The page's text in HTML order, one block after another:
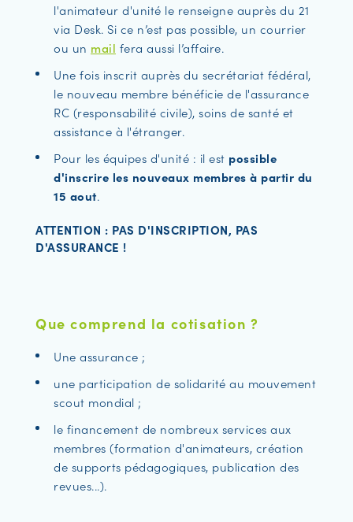
l'animateur d'unité le renseigne auprès du 21
via Desk. Si ce n’est pas possible, un courrier
ou un mail fera aussi l’affaire.
Une fois inscrit auprès du secrétariat fédéral,
le nouveau membre bénéficie de l'assurance
RC (responsabilité civile), soins de santé et
assistance à l'étranger.
Pour les équipes d'unité : il est possible
d'inscrire les nouveaux membres à partir du
15 aout.
ATTENTION : PAS D'INSCRIPTION, PAS
D'ASSURANCE !
Que comprend la cotisation ?
Une assurance ;
une participation de solidarité au mouvement
scout mondial ;
le financement de nombreux services aux
membres (formation d'animateurs, création
de supports pédagogiques, publication des
revues...).